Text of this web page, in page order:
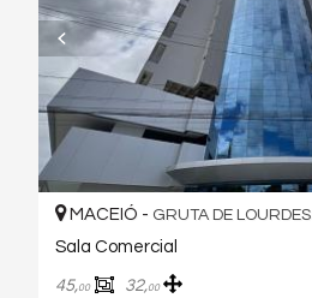
MACEIÓ - GRUTA DE LOURDES
Sala Comercial
45,00 32,00